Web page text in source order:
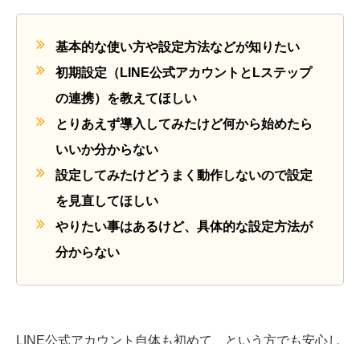
基本的な使い方や設定方法などが知りたい
初期設定（LINE公式アカウントとLステップ
の連携）を教えてほしい
とりあえず導入してみたけど何から始めたら
いいか分からない
設定してみたけどうまく動作しないので設定
を見直してほしい
やりたい事はあるけど、具体的な設定方法が
分からない
LINE公式アカウント自体も初めて、という方でも安心し